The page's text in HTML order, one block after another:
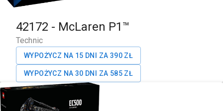
42172 - McLaren P1™
Technic
WYPOŻYCZ NA 15 DNI ZA 390 ZŁ
WYPOŻYCZ NA 30 DNI ZA 585 ZŁ